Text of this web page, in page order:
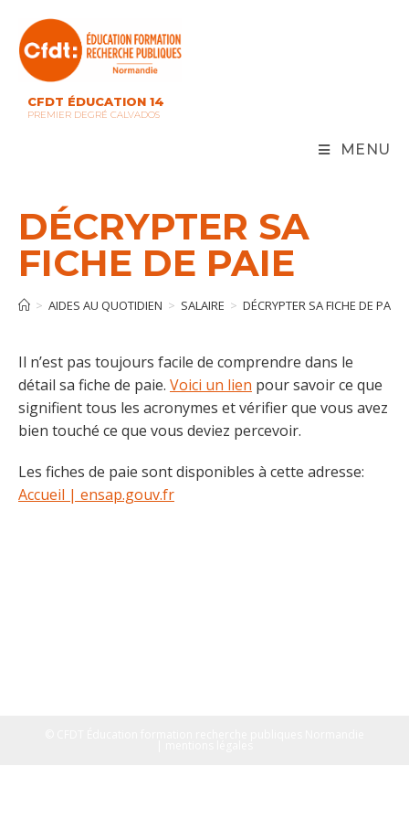
content
CFDT ÉDUCATION 14
PREMIER DEGRÉ CALVADOS
MENU
DÉCRYPTER SA
FICHE DE PAIE
> AIDES AU QUOTIDIEN > SALAIRE > DÉCRYPTER SA FICHE DE PAIE
Il n’est pas toujours facile de comprendre dans le
détail sa fiche de paie. Voici un lien pour savoir ce que
signifient tous les acronymes et vérifier que vous avez
bien touché ce que vous deviez percevoir.
Les fiches de paie sont disponibles à cette adresse:
Accueil | ensap.gouv.fr